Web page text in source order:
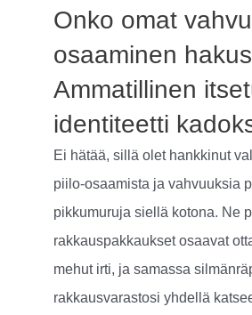
Onko omat
osaaminen
Ammatillinen
identiteetti
Ei hätää, sillä olet hankkinut
piilo-osaamista ja vahvuuksia
pikkumuruja siellä kotona. Ne
rakkauspakkaukset osaavat
mehut irti, ja samassa
rakkausvarastosi yhdellä